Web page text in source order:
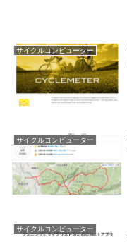
サイクルコンピューター
サイクルコンピューター
サイクルコンピューター